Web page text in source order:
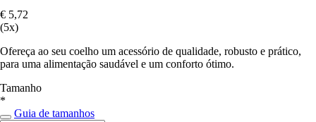
€ 5,72
(5x)
Ofereça ao seu coelho um acessório de qualidade, robusto e prático,
para uma alimentação saudável e um conforto ótimo.
Tamanho
*
Guia de tamanhos